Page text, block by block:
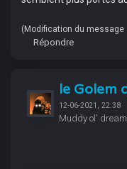
(Modification du message
Répondre
le Golem
12-06-2021, 22:38
Muddy ol'